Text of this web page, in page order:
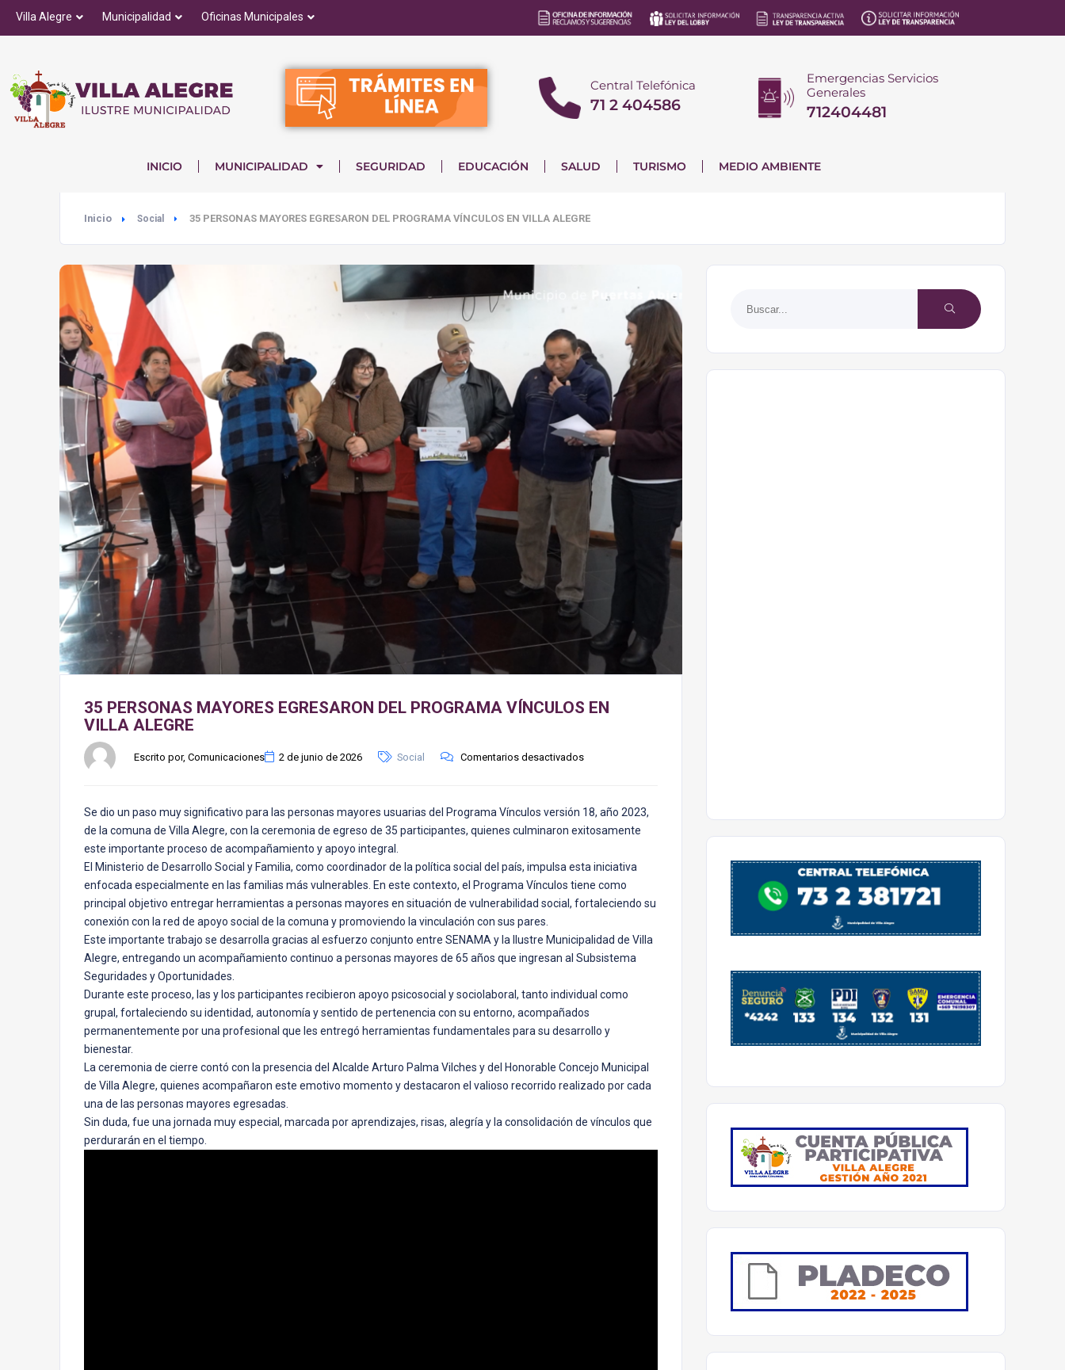
Villa Alegre Municipalidad Oficinas Municipales
Central Telefónica
71 2 404586
Emergencias Servicios
Generales
712404481
INICIO MUNICIPALIDAD SEGURIDAD EDUCACIÓN SALUD TURISMO MEDIO AMBIENTE
Inicio Social 35 PERSONAS MAYORES EGRESARON DEL PROGRAMA VÍNCULOS EN VILLA ALEGRE
35 PERSONAS MAYORES EGRESARON DEL PROGRAMA VÍNCULOS EN
VILLA ALEGRE
Escrito por, Comunicaciones 2 de junio de 2026 Social Comentarios desactivados
Se dio un paso muy significativo para las personas mayores usuarias del Programa Vínculos versión 18, año 2023,
de la comuna de Villa Alegre, con la ceremonia de egreso de 35 participantes, quienes culminaron exitosamente
este importante proceso de acompañamiento y apoyo integral.
El Ministerio de Desarrollo Social y Familia, como coordinador de la política social del país, impulsa esta iniciativa
enfocada especialmente en las familias más vulnerables. En este contexto, el Programa Vínculos tiene como
principal objetivo entregar herramientas a personas mayores en situación de vulnerabilidad social, fortaleciendo su
conexión con la red de apoyo social de la comuna y promoviendo la vinculación con sus pares.
Este importante trabajo se desarrolla gracias al esfuerzo conjunto entre SENAMA y la Ilustre Municipalidad de Villa
Alegre, entregando un acompañamiento continuo a personas mayores de 65 años que ingresan al Subsistema
Seguridades y Oportunidades.
Durante este proceso, las y los participantes recibieron apoyo psicosocial y sociolaboral, tanto individual como
grupal, fortaleciendo su identidad, autonomía y sentido de pertenencia con su entorno, acompañados
permanentemente por una profesional que les entregó herramientas fundamentales para su desarrollo y
bienestar.
La ceremonia de cierre contó con la presencia del Alcalde Arturo Palma Vilches y del Honorable Concejo Municipal
de Villa Alegre, quienes acompañaron este emotivo momento y destacaron el valioso recorrido realizado por cada
una de las personas mayores egresadas.
Sin duda, fue una jornada muy especial, marcada por aprendizajes, risas, alegría y la consolidación de vínculos que
perdurarán en el tiempo.